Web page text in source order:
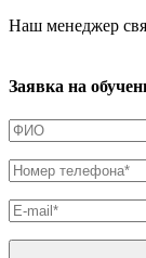
Наш менеджер
Заявка на